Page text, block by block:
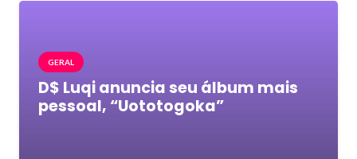
GERAL
D$ Luqi anuncia seu álbum mais
pessoal, “Uototogoka”